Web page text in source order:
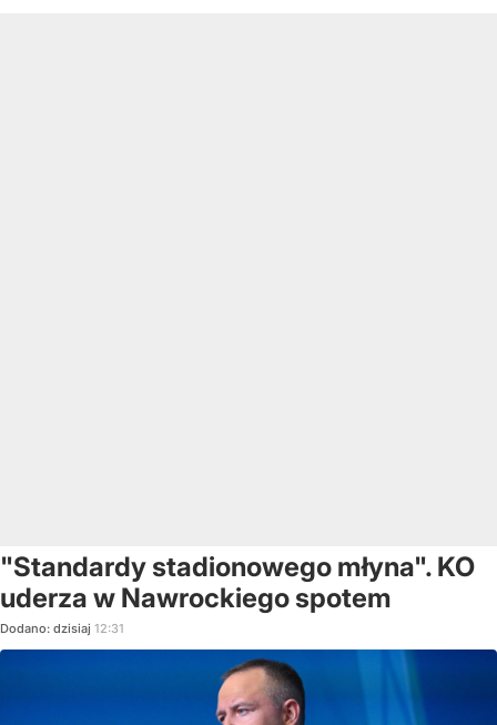
"Standardy stadionowego młyna". KO
uderza w Nawrockiego spotem
Dodano: dzisiaj 12:31